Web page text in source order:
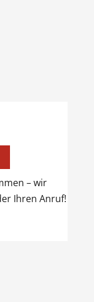
– wir
Ihren Anruf!